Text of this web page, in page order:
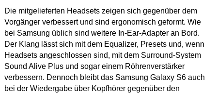
Die mitgelieferten Headsets zeigen sich gegenüber dem
Vorgänger verbessert und sind ergonomisch geformt. Wie
bei Samsung üblich sind weitere In-Ear-Adapter an Bord.
Der Klang lässt sich mit dem Equalizer, Presets und, wenn
Headsets angeschlossen sind, mit dem Surround-System
Sound Alive Plus und sogar einem Röhrenverstärker
verbessern. Dennoch bleibt das Samsung Galaxy S6 auch
bei der Wiedergabe über Kopfhörer gegenüber den